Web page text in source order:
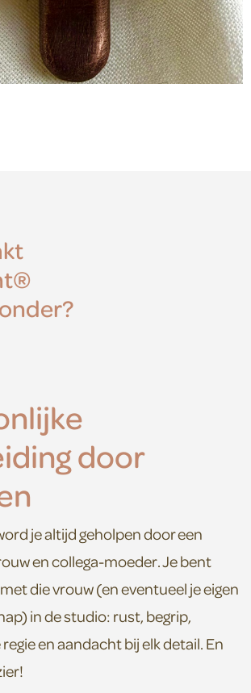
door
je altijd geholpen door een
en collega-moeder. Je bent
die vrouw (en eventueel je eigen
in de studio: rust, begrip,
en aandacht bij elk detail. En